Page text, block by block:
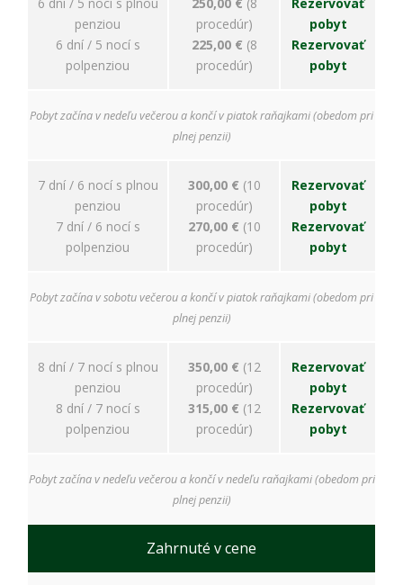
penziou
6 dní / 5 nocí s
polpenziou
procedúr)
225,00 € (8
procedúr)
pobyt
Rezervovať
pobyt
Pobyt začína v nedeľu večerou a končí v piatok raňajkami (obedom pri
plnej penzii)
7 dní / 6 nocí s plnou
penziou
7 dní / 6 nocí s
polpenziou
300,00 € (10
procedúr)
270,00 € (10
procedúr)
Rezervovať
pobyt
Rezervovať
pobyt
Pobyt začína v sobotu večerou a končí v piatok raňajkami (obedom pri
plnej penzii)
8 dní / 7 nocí s plnou
penziou
8 dní / 7 nocí s
polpenziou
350,00 € (12
procedúr)
315,00 € (12
procedúr)
Rezervovať
pobyt
Rezervovať
pobyt
Pobyt začína v nedeľu večerou a končí v nedeľu raňajkami (obedom pri
plnej penzii)
Zahrnuté v cene